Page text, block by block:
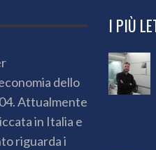
dello
Attualmente
in Italia e
riguarda i
I PIÙ